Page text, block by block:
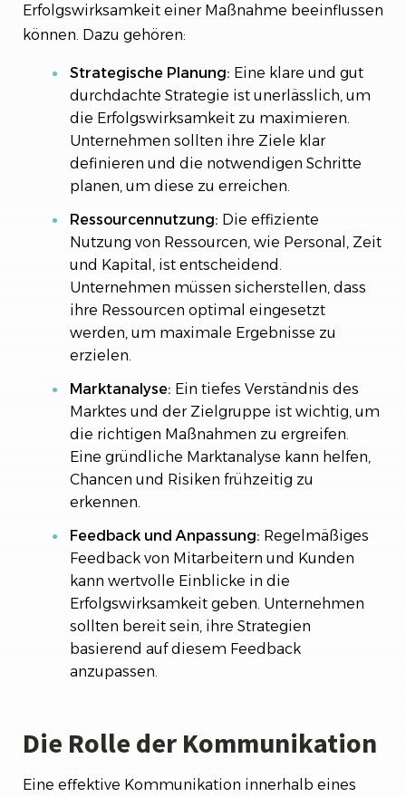
Erfolgswirksamkeit einer Maßnahme beeinflussen
können. Dazu gehören:
Strategische Planung: Eine klare und gut
durchdachte Strategie ist unerlässlich, um
die Erfolgswirksamkeit zu maximieren.
Unternehmen sollten ihre Ziele klar
definieren und die notwendigen Schritte
planen, um diese zu erreichen.
Ressourcennutzung: Die effiziente
Nutzung von Ressourcen, wie Personal, Zeit
und Kapital, ist entscheidend.
Unternehmen müssen sicherstellen, dass
ihre Ressourcen optimal eingesetzt
werden, um maximale Ergebnisse zu
erzielen.
Marktanalyse: Ein tiefes Verständnis des
Marktes und der Zielgruppe ist wichtig, um
die richtigen Maßnahmen zu ergreifen.
Eine gründliche Marktanalyse kann helfen,
Chancen und Risiken frühzeitig zu
erkennen.
Feedback und Anpassung: Regelmäßiges
Feedback von Mitarbeitern und Kunden
kann wertvolle Einblicke in die
Erfolgswirksamkeit geben. Unternehmen
sollten bereit sein, ihre Strategien
basierend auf diesem Feedback
anzupassen.
Die Rolle der Kommunikation
Eine effektive Kommunikation innerhalb eines